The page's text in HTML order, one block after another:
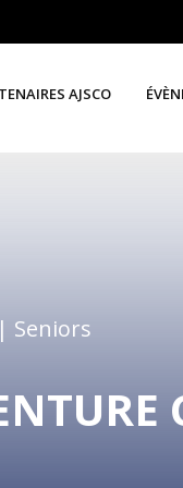
AJSCO
Seniors